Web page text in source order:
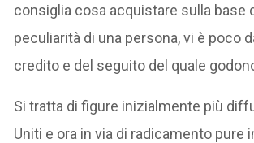
consiglia cosa acquistare sulla base
peculiarità di una persona, vi è poco
credito e del seguito del quale
Si tratta di figure inizialmente più
Uniti e ora in via di radicamento pure